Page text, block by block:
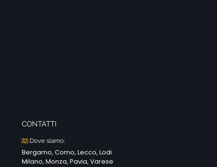
CONTATTI
Dove siamo:
Bergamo, Como, Lecco, Lodi
Milano, Monza, Pavia, Varese